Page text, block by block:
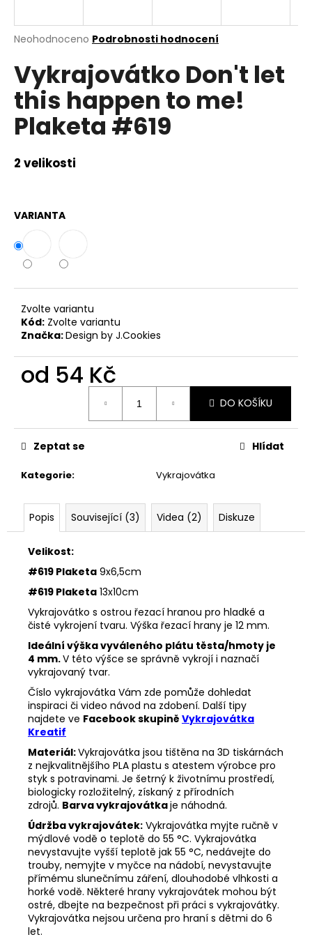
Průměrné
produktu
je
0,0
z
5
hvězdiček.
Neohodnoceno Podrobnosti hodnocení
Vykrajovátko Don't let
this happen to me!
Plaketa #619
2 velikosti
VARIANTA
Zvolte variantu
Kód: Zvolte variantu
Značka:Design by J.Cookies
od 54 Kč
DO KOŠÍKU
Kategorie: Vykrajovátka
Zeptat se Hlídat
Popis Související (3) Videa (2) Diskuze
Velikost:
#619 Plaketa 9x6,5cm
#619 Plaketa 13x10cm
Vykrajovátko s ostrou řezací hranou pro hladké a
čisté vykrojení tvaru. Výška řezací hrany je 12 mm.
Ideální výška vyváleného plátu těsta/hmoty je
4 mm.V této výšce se správně vykrojí i naznačí
vykrajovaný tvar.
Číslo vykrajovátka Vám zde pomůže dohledat
inspiraci či video návod na zdobení. Další tipy
najdete ve Facebook skupině Vykrajovátka
Kreatif
Materiál:Vykrajovátka jsou tištěna na 3D tiskárnách
z nejkvalitnějšího PLA plastu s atestem výrobce pro
styk s potravinami. Je šetrný k životnímu prostředí,
biologicky rozložitelný, získaný z přírodních
zdrojů. Barva vykrajovátkaje náhodná.
Údržba vykrajovátek: Vykrajovátka myjte ručně v
mýdlové vodě o teplotě do 55 °C. Vykrajovátka
nevystavujte vyšší teplotě jak 55 °C, nedávejte do
trouby, nemyjte v myčce na nádobí, nevystavujte
přímému slunečnímu záření, dlouhodobé vlhkosti a
horké vodě. Některé hrany vykrajovátek mohou být
ostré, dbejte na bezpečnost při práci s vykrajovátky.
Vykrajovátka nejsou určena pro hraní s dětmi do 6
let.
j
t
?
D
o
p
r
č
u
e
m
33001
ZDOBÍCÍ